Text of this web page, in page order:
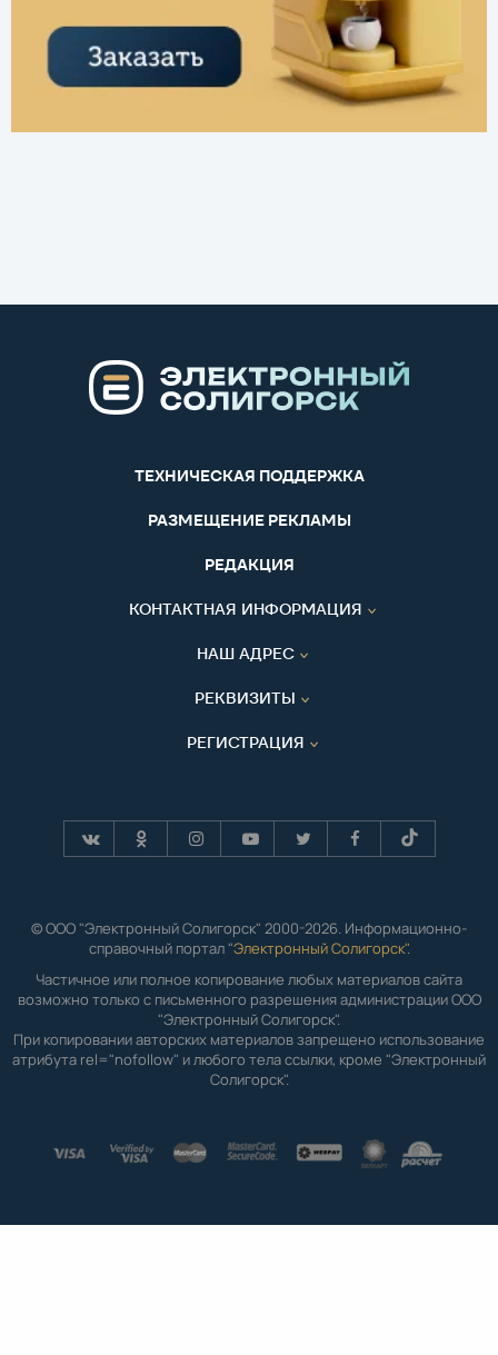
ТЕХНИЧЕСКАЯ ПОДДЕРЖКА
РАЗМЕЩЕНИЕ РЕКЛАМЫ
РЕДАКЦИЯ
КОНТАКТНАЯ ИНФОРМАЦИЯ
НАШ АДРЕС
РЕКВИЗИТЫ
РЕГИСТРАЦИЯ
© ООО "Электронный Солигорск" 2000-2026. Информационно-
справочный портал "Электронный Солигорск".
Частичное или полное копирование любых материалов сайта
возможно только с письменного разрешения администрации ООО
"Электронный Солигорск".
При копировании авторских материалов запрещено использование
атрибута rel="nofollow" и любого тела ссылки, кроме "Электронный
Солигорск".